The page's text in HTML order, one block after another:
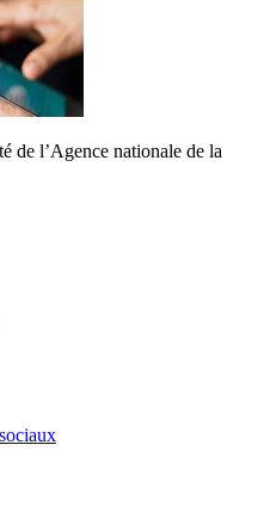
de l’Agence nationale de la